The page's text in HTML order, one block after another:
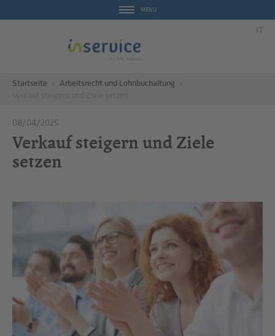
MENU
IT
Startseite
Arbeitsrecht und Lohnbuchaltung
08/04/2025
Verkauf steigern und Ziele
setzen